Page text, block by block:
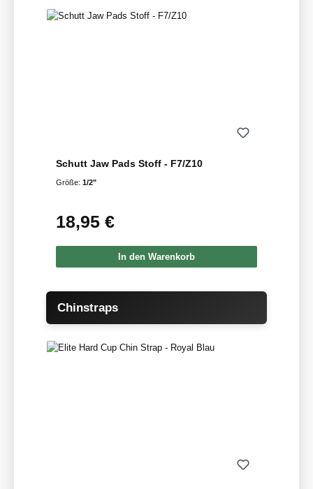
Schutt Jaw Pads Stoff - F7/Z10
Größe: 1/2"
Regulärer Preis:
18,95 €
In den Warenkorb
Produktgalerie überspringen
Chinstraps